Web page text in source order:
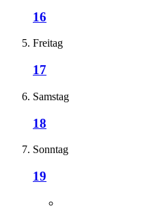
16
Freitag
17
Samstag
18
Sonntag
19